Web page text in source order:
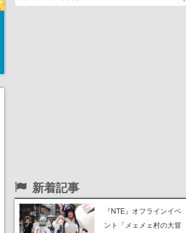
新着記事
『NTE』オフラインイベ
ント「メェメェ村の大冒